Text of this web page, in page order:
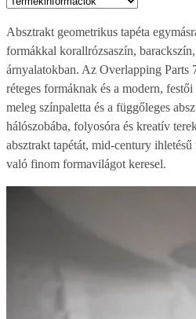
Absztrakt geometrikus tapéta
formákkal korallrózsaszín,
árnyalatokban. Az Overlapping Parts
réteges formáknak és a modern,
meleg színpaletta és a függőleges
hálószobába, folyosóra és kreatív
absztrakt tapétát, mid-century
való finom formavilágot keresel.